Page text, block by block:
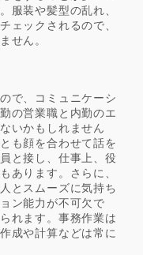
服装や髪型の乱れ、
ェックされるので、
せん。
で、コミュニケーシ
の営業職と内勤のエ
いかもしれません
も顔を合わせて話を
と接し、仕事上、役
あります。さらに、
とスムーズに気持ち
ン能力が不可欠で
れます。事務作業は
成や計算などは常に